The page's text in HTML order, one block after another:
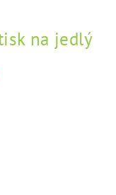
na jedlý